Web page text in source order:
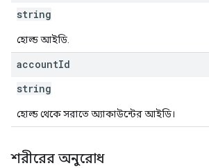
string
হোল্ড আইডি.
accountId
string
হোল্ড থেকে সরাতে অ্যাকাউন্টের আইডি।
শরীরের অনুরোধ